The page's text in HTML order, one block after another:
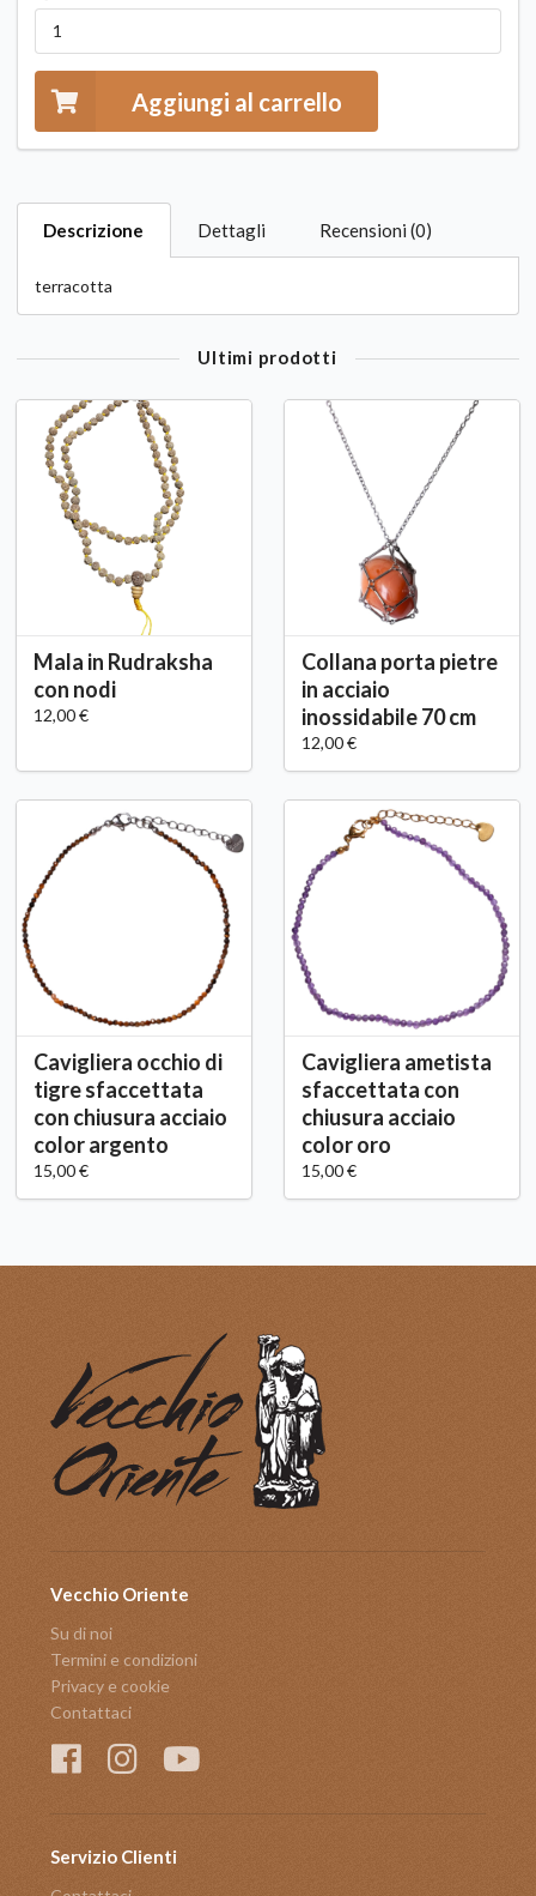
Aggiungi al carrello
Descrizione Dettagli Recensioni (0)
terracotta
Ultimi prodotti
Mala in Rudraksha
con nodi
12,00 €
Collana porta pietre
in acciaio
inossidabile 70 cm
12,00 €
Cavigliera occhio di
tigre sfaccettata
con chiusura acciaio
color argento
15,00 €
Cavigliera ametista
sfaccettata con
chiusura acciaio
color oro
15,00 €
Vecchio Oriente
Su di noi
Termini e condizioni
Privacy e cookie
Contattaci
Servizio Clienti